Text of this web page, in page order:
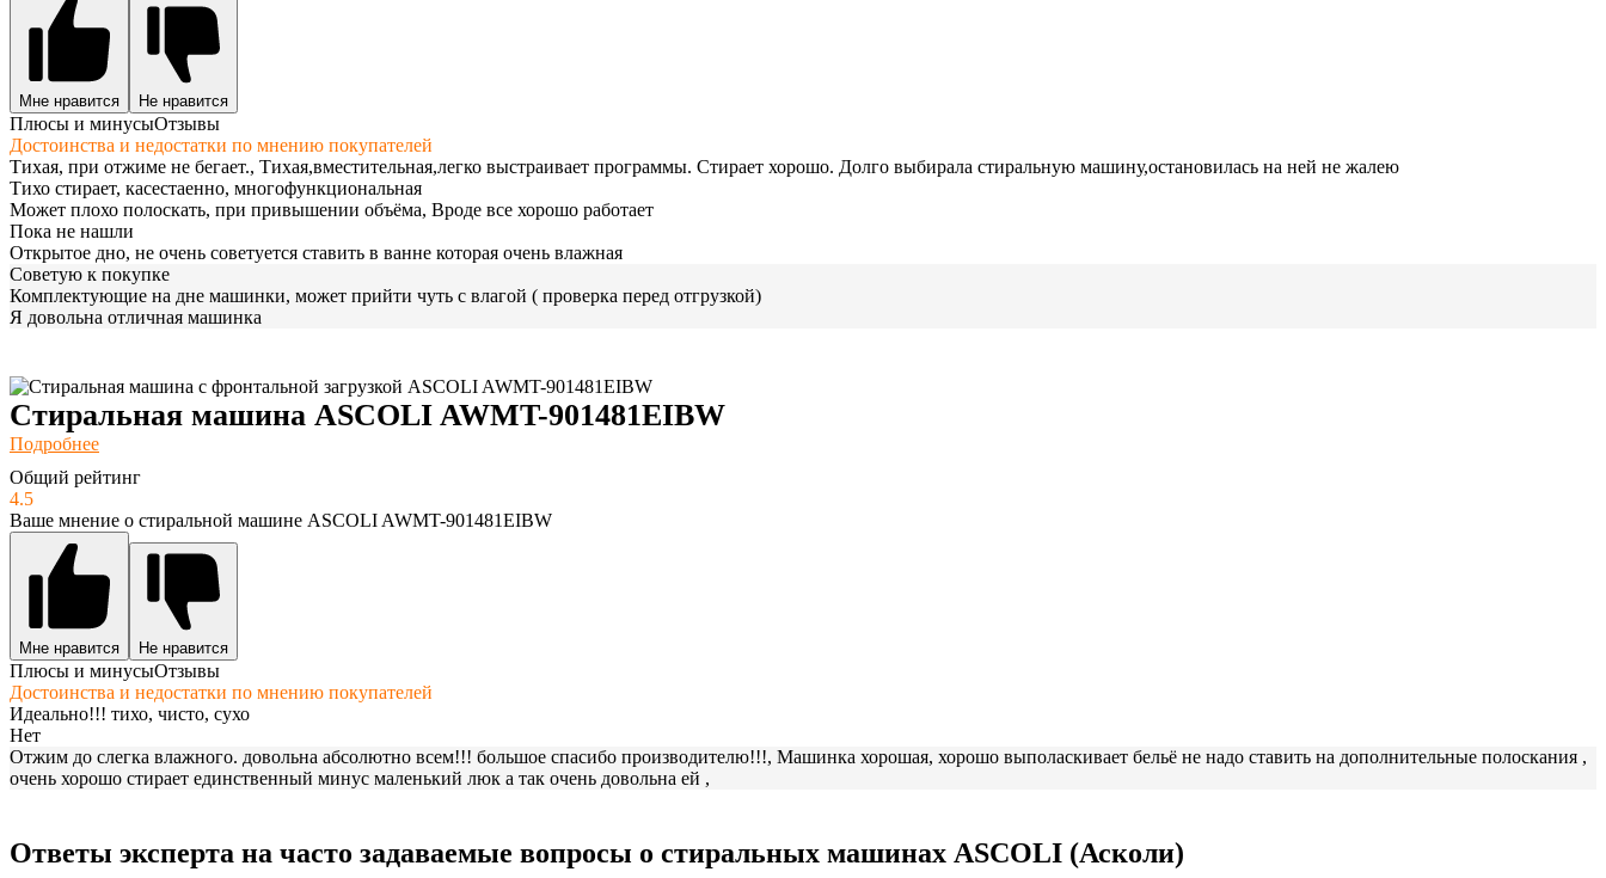
Мне нравится Не нравится
Плюсы и минусыОтзывы
Достоинства и недостатки по мнению покупателей
Тихая, при отжиме не бегает., Тихая,вместительная,легко выстраивает программы. Стирает хорошо. Долго выбирала стиральную машину,остановилась на ней не жалею
Тихо стирает, касестаенно, многофункциональная
Может плохо полоскать, при привышении объёма, Вроде все хорошо работает
Пока не нашли
Открытое дно, не очень советуется ставить в ванне которая очень влажная
Советую к покупке
Комплектующие на дне машинки, может прийти чуть с влагой ( проверка перед отгрузкой)
Я довольна отличная машинка
Стиральная машина ASCOLI AWMT-901481EIBW
Подробнее
Общий рейтинг
4.5
Ваше мнение о стиральной машине ASCOLI AWMT-901481EIBW
Мне нравится Не нравится
Плюсы и минусыОтзывы
Достоинства и недостатки по мнению покупателей
Идеально!!! тихо, чисто, сухо
Нет
Отжим до слегка влажного. довольна абсолютно всем!!! большое спасибо производителю!!!, Машинка хорошая, хорошо выполаскивает бельё не надо ставить на дополнительные полоскания ,
очень хорошо стирает единственный минус маленький люк а так очень довольна ей ,
Ответы эксперта на часто задаваемые вопросы о стиральных машинах ASCOLI (Асколи)